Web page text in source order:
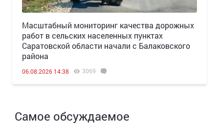
Масштабный мониторинг качества дорожных
работ в сельских населенных пунктах
Саратовской области начали с Балаковского
района
06.08.2026 14:38 3069
Самое обсуждаемое